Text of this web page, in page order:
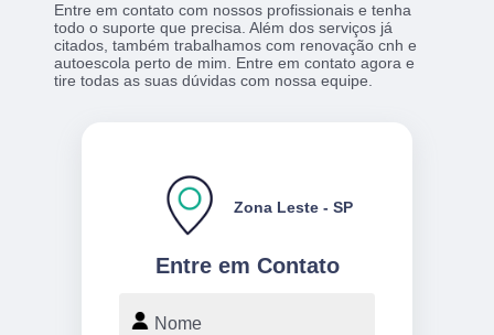
Entre em contato com nossos profissionais e tenha
todo o suporte que precisa. Além dos serviços já
citados, também trabalhamos com renovação cnh e
autoescola perto de mim. Entre em contato agora e
tire todas as suas dúvidas com nossa equipe.
Entre em Contato
Zona Leste - SP